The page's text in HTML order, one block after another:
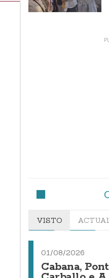
VISTO
01/08/2026
Cabana,